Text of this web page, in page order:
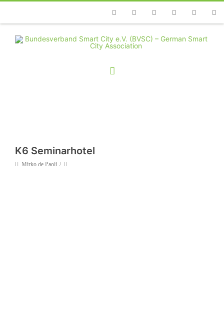
TelefonFacebookTwitterYoutubeInstagramLinkedin
K6 Seminarhotel
Mirko de Paoli